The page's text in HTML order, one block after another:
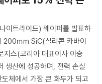
트라이드) 웨이퍼를 발표하
200㎜ SiC(실리콘 카바이
지스(코리아 대표이사 이승
산에 성공하며, 전력 손실
체에서 가장 큰 화두가 되고